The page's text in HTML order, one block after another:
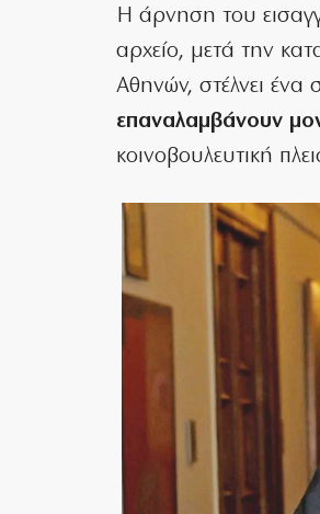
Η άρνηση του
αρχείο, μετά την
Αθηνών, στέλνει ένα
επαναλαμβάνουν
κοινοβουλευτική